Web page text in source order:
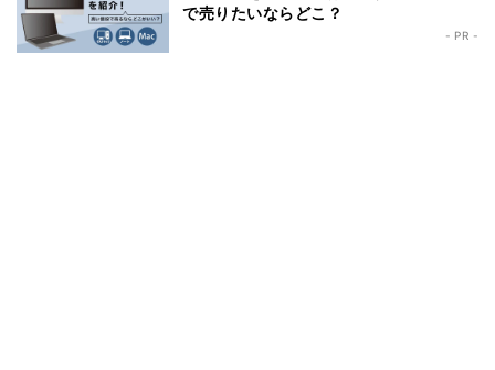
で売りたいならどこ？
- PR -